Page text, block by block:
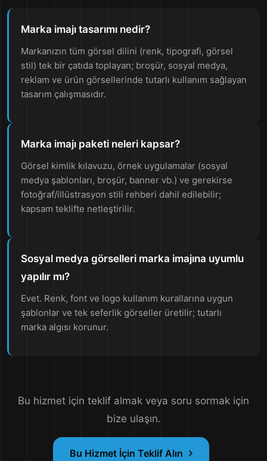
Marka imajı tasarımı nedir?
Markanızın tüm görsel dilini (renk, tipografi, görsel
stil) tek bir çatıda toplayan; broşür, sosyal medya,
reklam ve ürün görsellerinde tutarlı kullanım sağlayan
tasarım çalışmasıdır.
Marka imajı paketi neleri kapsar?
Görsel kimlik kılavuzu, örnek uygulamalar (sosyal
medya şablonları, broşür, banner vb.) ve gerekirse
fotoğraf/illüstrasyon stili rehberi dahil edilebilir;
kapsam teklifte netleştirilir.
Sosyal medya görselleri marka imajına uyumlu
yapılır mı?
Evet. Renk, font ve logo kullanım kurallarına uygun
şablonlar ve tek seferlik görseller üretilir; tutarlı
marka algısı korunur.
Bu hizmet için teklif almak veya soru sormak için
bize ulaşın.
Bu Hizmet İçin Teklif Alın